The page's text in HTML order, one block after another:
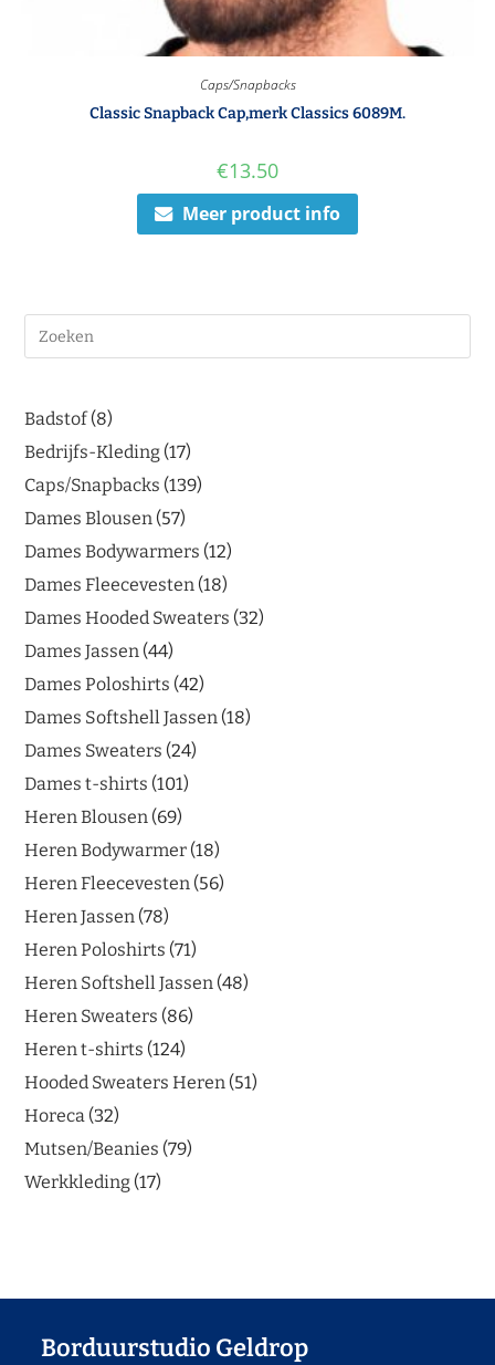
Caps/Snapbacks
Classic Snapback Cap,merk Classics 6089M.
€13.50
Meer product info
Badstof 8
Bedrijfs-Kleding 17
Caps/Snapbacks 139
Dames Blousen 57
Dames Bodywarmers 12
Dames Fleecevesten 18
Dames Hooded Sweaters 32
Dames Jassen 44
Dames Poloshirts 42
Dames Softshell Jassen 18
Dames Sweaters 24
Dames t-shirts 101
Heren Blousen 69
Heren Bodywarmer 18
Heren Fleecevesten 56
Heren Jassen 78
Heren Poloshirts 71
Heren Softshell Jassen 48
Heren Sweaters 86
Heren t-shirts 124
Hooded Sweaters Heren 51
Horeca 32
Mutsen/Beanies 79
Werkkleding 17
Borduurstudio Geldrop